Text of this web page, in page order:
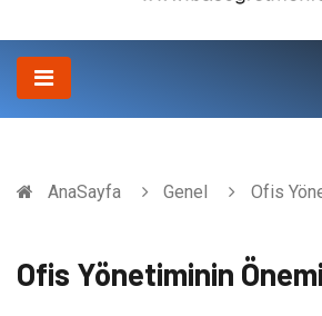
AnaSayfa Genel Ofis
Ofis Yönetiminin Önemi